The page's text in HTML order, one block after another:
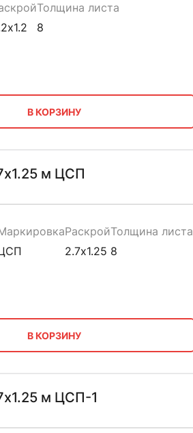
Толщина листа
8
В КОРЗИНУ
м ЦСП
Раскрой
2.7х1.25
Толщина листа
8
В КОРЗИНУ
м ЦСП-1